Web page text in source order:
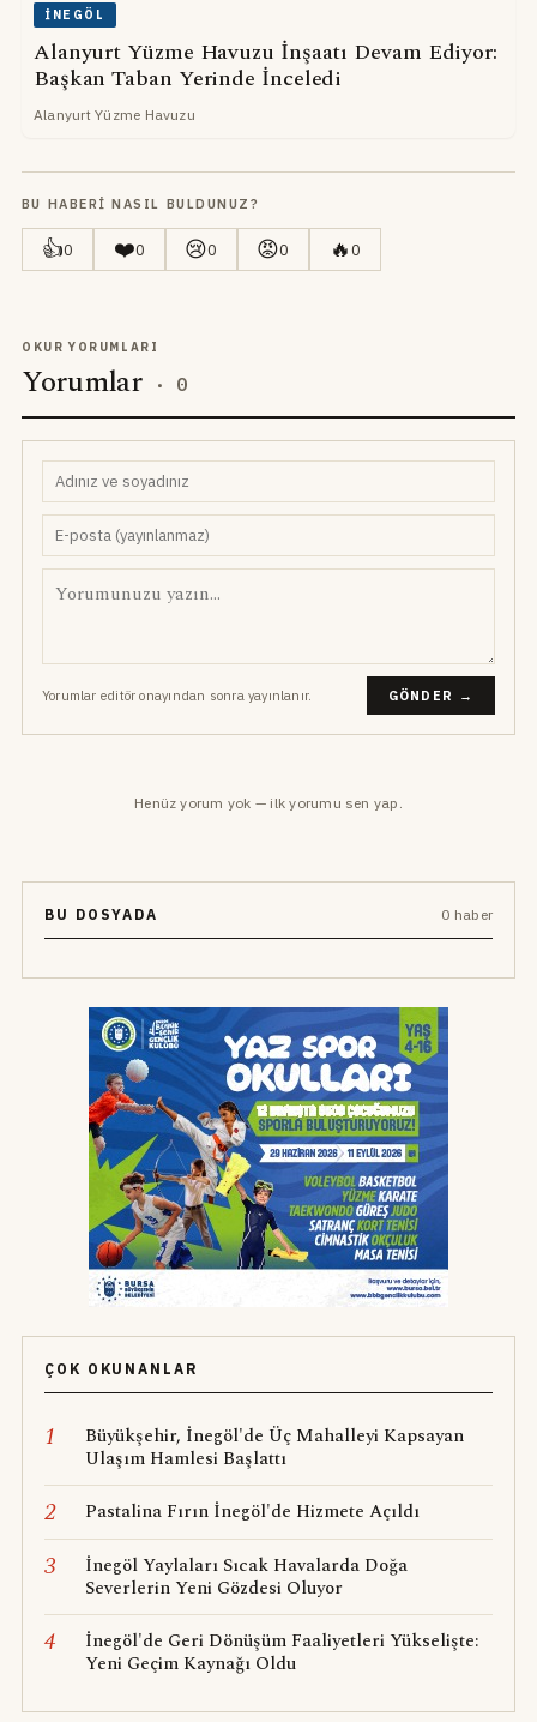
İNEGÖL
Alanyurt Yüzme Havuzu İnşaatı Devam Ediyor:
Başkan Taban Yerinde İnceledi
Alanyurt Yüzme Havuzu
BU HABERI NASIL BULDUNUZ?
👍0 ❤️0 😢0 😡0 🔥0
OKUR YORUMLARI
Yorumlar · 0
Yorumlar editör onayından sonra yayınlanır. GÖNDER →
Henüz yorum yok — ilk yorumu sen yap.
BU DOSYADA 0 haber
ÇOK OKUNANLAR
1
Büyükşehir, İnegöl'de Üç Mahalleyi Kapsayan
Ulaşım Hamlesi Başlattı
2 Pastalina Fırın İnegöl'de Hizmete Açıldı
3
İnegöl Yaylaları Sıcak Havalarda Doğa
Severlerin Yeni Gözdesi Oluyor
4
İnegöl'de Geri Dönüşüm Faaliyetleri Yükselişte:
Yeni Geçim Kaynağı Oldu